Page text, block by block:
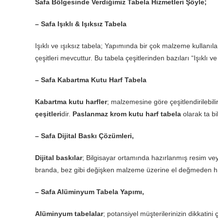
Safa Bölgesinde Verdiğimiz Tabela Hizmetleri Şöyle;
– Safa Işıklı & Işıksız Tabela
Işıklı ve ışıksız tabela; Yapımında bir çok malzeme
çeşitleri mevcuttur. Bu tabela çeşitlerinden bazıları “Işıklı
– Safa Kabartma Kutu Harf Tabela
Kabartma kutu harfler; malzemesine göre
çeşitleridir. Paslanmaz krom kutu harf tabela olarak ta
– Safa Dijital Baskı Çözümleri,
Dijital baskılar; Bilgisayar ortamında hazırlanmış resim
branda, bez gibi değişken malzeme üzerine el değmeden
– Safa Alüminyum Tabela Yapımı,
Alüminyum tabelalar; potansiyel müşterilerinizin dikkatini